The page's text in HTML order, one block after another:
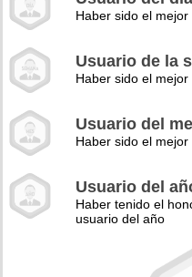
Haber sido el
Usuario de la
Haber sido el
Usuario del
Haber sido el
Usuario del
Haber tenido el
usuario del año